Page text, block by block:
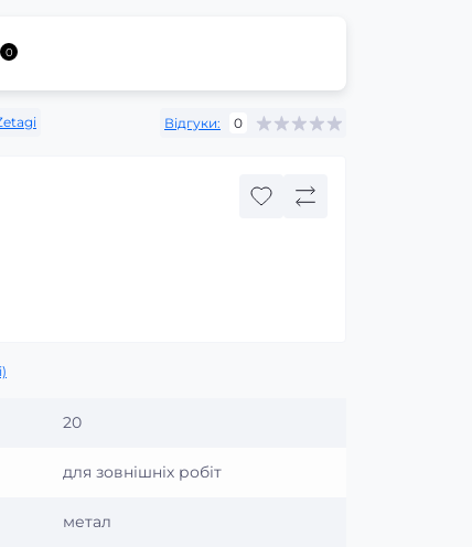
0
Відгуки: 0
20
для зовнішніх робіт
метал